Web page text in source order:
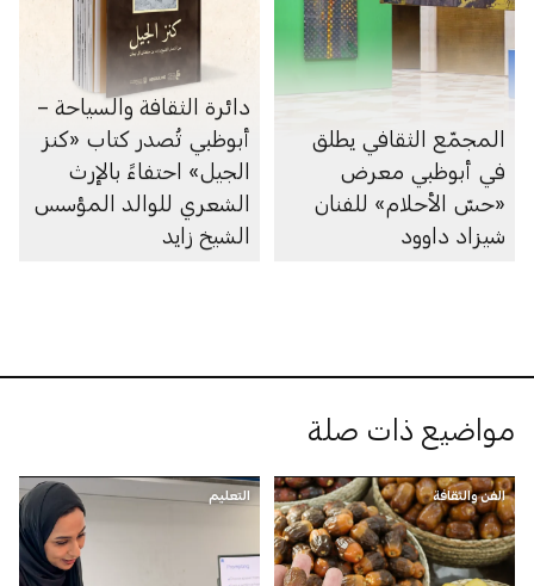
المجمّع الثقافي يطلق
في أبوظبي معرض
«حسّ الأحلام» للفنان
شيزاد داوود
دائرة الثقافة والسياحة –
أبوظبي تُصدر كتاب «كنز
الجيل» احتفاءً بالإرث
الشعري للوالد المؤسس
الشيخ زايد
مواضيع ذات صلة
الفن والثقافة التعليم